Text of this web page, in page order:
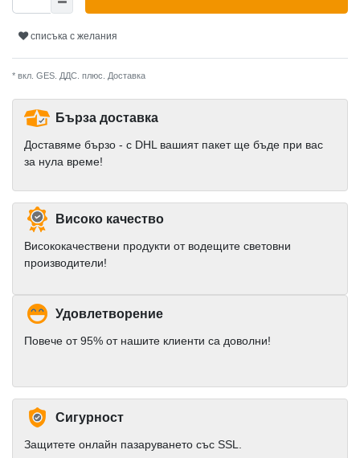
списъка с желания
* вкл. GES. ДДС. плюс. Доставка
Бърза доставка
Доставяме бързо - с DHL вашият пакет ще бъде при вас
за нула време!
Високо качество
Висококачествени продукти от водещите световни
производители!
Удовлетворение
Повече от 95% от нашите клиенти са доволни!
Сигурност
Защитете онлайн пазаруването със SSL.